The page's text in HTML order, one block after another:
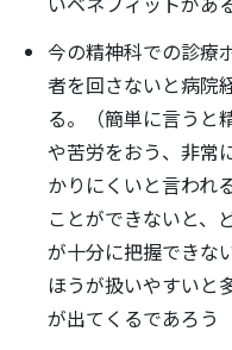
今の精神科での診療
者を回さないと病院
る。（簡単に言うと
や苦労をおう、非常
かりにくいと言わ
ことができないと、
が十分に把握できな
ほうが扱いやすいと
が出てくるであろう